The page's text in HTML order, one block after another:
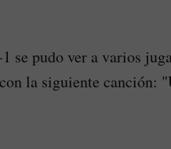
se pudo ver a varios
la siguiente canción: